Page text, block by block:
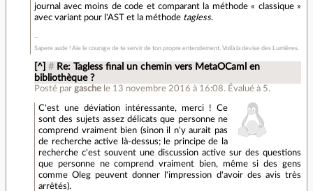
journal avec moins de code et comparant la méthode « classique »
avec variant pour l'AST et la méthode tagless.
Sapere aude ! Aie le courage de te servir de ton propre entendement. Voilà la devise des Lumières.
[^] # Re: Tagless final un chemin vers MetaOCaml en
bibliothèque ?
Posté par gasche le 13 novembre 2016 à 16:08. Évalué à 5.
C'est une déviation intéressante, merci ! Ce
sont des sujets assez délicats que personne ne
comprend vraiment bien (sinon il n'y aurait pas
de recherche active là-dessus; le principe de la
recherche c'est souvent une discussion active sur des questions
que personne ne comprend vraiment bien, même si des gens
comme Oleg peuvent donner l'impression d'avoir des avis très
arrêtés).